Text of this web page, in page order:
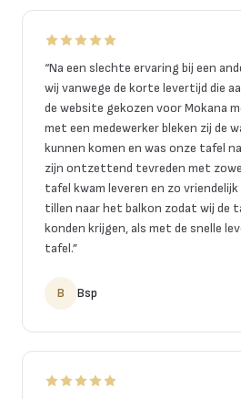
“Na een slechte ervaring bij een
wij vanwege de korte levertijd die
de website gekozen voor Mokana
met een medewerker bleken zij de
kunnen komen en was onze tafel
zijn ontzettend tevreden met
tafel kwam leveren en zo
tillen naar het balkon zodat wij de
konden krijgen, als met de snelle
tafel.”
B Bsp